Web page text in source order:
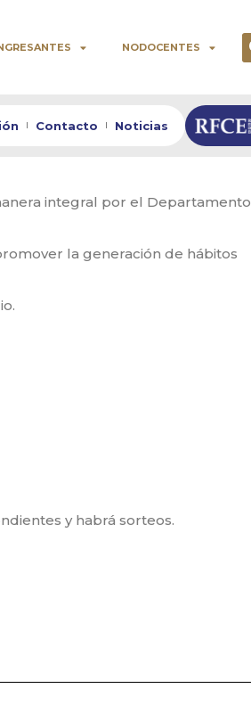
NODOCENTES
Contacto Noticias
integral por el Departamento
la generación de hábitos
y habrá sorteos.